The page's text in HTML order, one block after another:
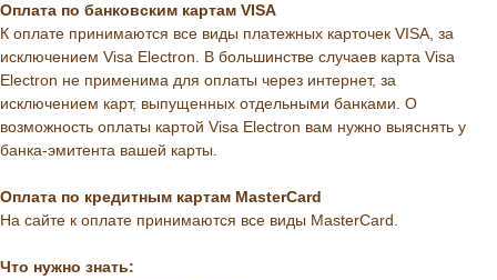
Оплата по банковским картам VISA
К оплате принимаются все виды платежных карточек VISA, за
исключением Visa Electron. В большинстве случаев карта Visa
Electron не применима для оплаты через интернет, за
исключением карт, выпущенных отдельными банками. О
возможность оплаты картой Visa Electron вам нужно выяснять у
банка-эмитента вашей карты.
Оплата по кредитным картам MasterCard
На сайте к оплате принимаются все виды MasterCard.
Что нужно знать: